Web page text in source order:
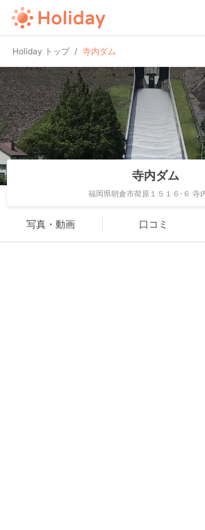
Holiday トップ 寺内ダム
寺内ダム
福岡県朝倉市荷原１５１６-６ 寺
写真・動画 口コミ